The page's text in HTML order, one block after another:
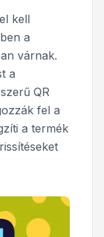
kell
a
várnak.
a
QR
fel a
a termék